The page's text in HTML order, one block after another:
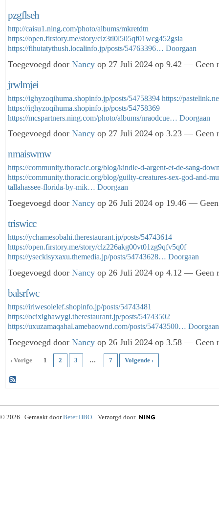
pzgflseh
http://caisu1.ning.com/photo/albums/mkretdtn
https://open.firstory.me/story/clz3tl0l505qf01wcg452gsia
https://fihutatythush.localinfo.jp/posts/54763396… Doorgaan
Toegevoegd door Nancy op 27 Juli 2024 op 9.42 — Geen
jrwlmjei
https://ighyzoqihuma.shopinfo.jp/posts/54758394 https://
https://ighyzoqihuma.shopinfo.jp/posts/54758369
https://mcspartners.ning.com/photo/albums/nraodcue… Doorgaan
Toegevoegd door Nancy op 27 Juli 2024 op 3.23 — Geen
nmaiswmw
https://community.thoracic.org/blog/kindle-d-argent-et-de-sang-
https://community.thoracic.org/blog/guilty-creatures-sex-god-and-
tallahassee-florida-by-mik… Doorgaan
Toegevoegd door Nancy op 26 Juli 2024 op 19.46 — Geen
triswicc
https://ychamesobahi.therestaurant.jp/posts/54743614
https://open.firstory.me/story/clz226akg00vt01zg9qfv5q0f
https://yseckisyxaxu.themedia.jp/posts/54743628… Doorgaan
Toegevoegd door Nancy op 26 Juli 2024 op 4.12 — Geen
balsrfwc
https://iriwesolelef.shopinfo.jp/posts/54743481
https://ocixighawygi.therestaurant.jp/posts/54743502
https://uxuzamaqahal.amebaownd.com/posts/54743500… Doorgaan
Toegevoegd door Nancy op 26 Juli 2024 op 3.58 — Geen
‹ Vorige 1 2 3 … 7 Volgende ›
© 2026 Gemaakt doorBeter HBO. Verzorgd door